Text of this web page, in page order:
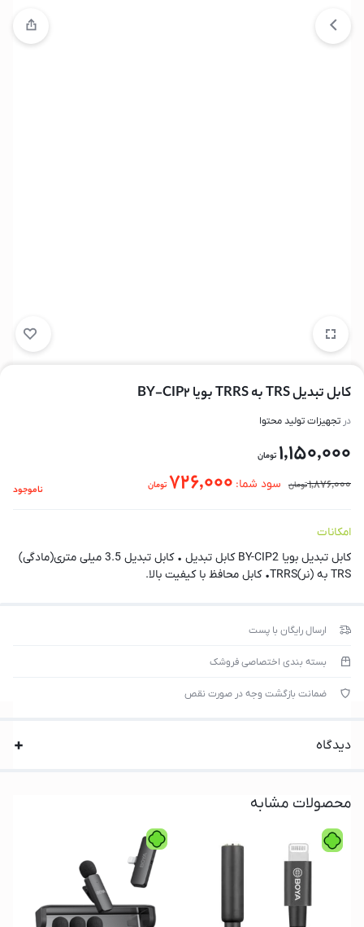
کابل تبدیل TRS به TRRS بویا BY-CIP2
در تجهیزات تولید محتوا
1,150,000 تومان
1,876,000تومان سود شما: 726,000تومان ناموجود
امکانات
کابل تبدیل بویا BY-CIP2 کابل تبدیل • کابل تبدیل 3.5 میلی متری(مادگی)
TRS به (نر)TRRS• کابل محافظ با کیفیت بالا.
ارسال رایگان با پست
بسته بندی اختصاصی فروشک
ضمانت بازگشت وجه در صورت نقص
دیدگاه
محصولات مشابه